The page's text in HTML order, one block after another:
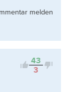
melden
43
3